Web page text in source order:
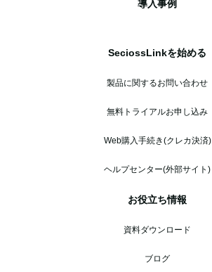
導入事例
SeciossLinkを始める
製品に関するお問い合わせ
無料トライアルお申し込み
Web購入手続き(クレカ決済)
ヘルプセンター(外部サイト)
お役立ち情報
資料ダウンロード
ブログ